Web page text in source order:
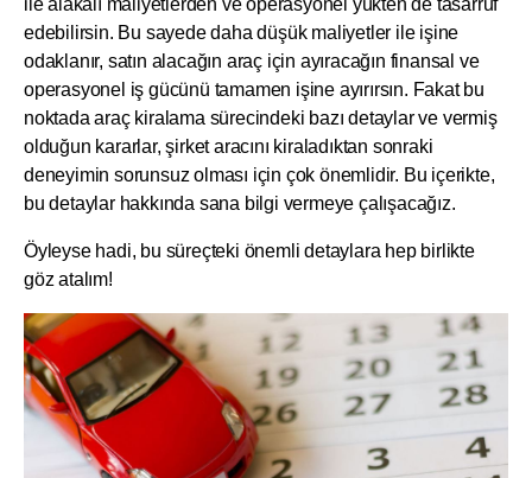
ile alakalı maliyetlerden ve operasyonel yükten de tasarruf
edebilirsin. Bu sayede daha düşük maliyetler ile işine
odaklanır, satın alacağın araç için ayıracağın finansal ve
operasyonel iş gücünü tamamen işine ayırırsın. Fakat bu
noktada araç kiralama sürecindeki bazı detaylar ve vermiş
olduğun kararlar, şirket aracını kiraladıktan sonraki
deneyimin sorunsuz olması için çok önemlidir. Bu içerikte,
bu detaylar hakkında sana bilgi vermeye çalışacağız.
Öyleyse hadi, bu süreçteki önemli detaylara hep birlikte
göz atalım!